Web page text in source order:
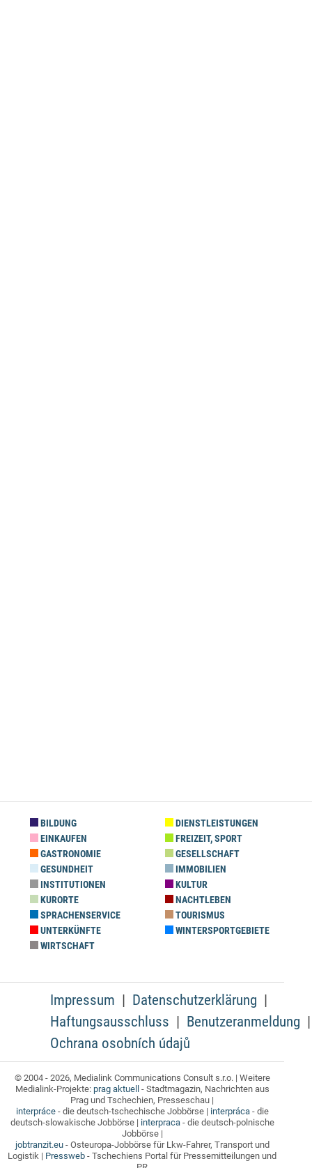
BILDUNG
DIENSTLEISTUNGEN
EINKAUFEN
FREIZEIT, SPORT
GASTRONOMIE
GESELLSCHAFT
GESUNDHEIT
IMMOBILIEN
INSTITUTIONEN
KULTUR
KURORTE
NACHTLEBEN
SPRACHENSERVICE
TOURISMUS
UNTERKÜNFTE
WINTERSPORTGEBIETE
WIRTSCHAFT
Impressum
Datenschutzerklärung
Haftungsausschluss
Benutzeranmeldung
Ochrana osobních údajů
© 2004 - 2026, Medialink Communications Consult s.r.o. | Weitere
Medialink-Projekte: prag aktuell- Stadtmagazin, Nachrichten aus
Prag und Tschechien, Presseschau |
interpráce- die deutsch-tschechische Jobbörse | interpráca- die
deutsch-slowakische Jobbörse | interpraca- die deutsch-polnische
Jobbörse |
jobtranzit.eu- Osteuropa-Jobbörse für Lkw-Fahrer, Transport und
Logistik | Pressweb - Tschechiens Portal für Pressemitteilungen und